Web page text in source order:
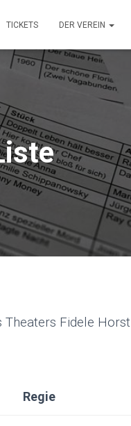
TICKETS DER VEREIN
Theaters Fidele Horst
Regie